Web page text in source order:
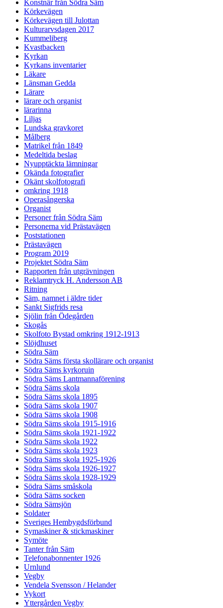
Konstnär från Södra Säm
Körkevägen
Körkevägen till Julottan
Kulturarvsdagen 2017
Kummeliberg
Kvastbacken
Kyrkan
Kyrkans inventarier
Läkare
Länsman Gedda
Lärare
lärare och organist
lärarinna
Liljas
Lundska gravkoret
Målberg
Matrikel från 1849
Medeltida beslag
Nyupptäckta lämningar
Okända fotografier
Okänt skolfotografi
omkring 1918
Operasångerska
Organist
Personer från Södra Säm
Personerna vid Prästavägen
Poststationen
Prästavägen
Program 2019
Projektet Södra Säm
Rapporten från utgrävningen
Reklamtryck H. Andersson AB
Ritning
Säm, namnet i äldre tider
Sankt Sigfrids resa
Sjölin från Ödegården
Skogås
Skolfoto Bystad omkring 1912-1913
Slöjdhuset
Södra Säm
Södra Säms första skollärare och organist
Södra Säms kyrkoruin
Södra Säms Lantmannaförening
Södra Säms skola
Södra Säms skola 1895
Södra Säms skola 1907
Södra Säms skola 1908
Södra Säms skola 1915-1916
Södra Säms skola 1921-1922
Södra Säms skola 1922
Södra Säms skola 1923
Södra Säms skola 1925-1926
Södra Säms skola 1926-1927
Södra Säms skola 1928-1929
Södra Säms småskola
Södra Säms socken
Södra Sämsjön
Soldater
Sveriges Hembygdsförbund
Symaskiner & stickmaskiner
Symöte
Tanter från Säm
Telefonabonnenter 1926
Urnlund
Vegby
Vendela Svensson / Helander
Vykort
Yttergården Vegby